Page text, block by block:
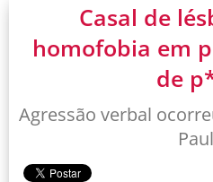
Casal de
homofobia em
de
Agressão verbal